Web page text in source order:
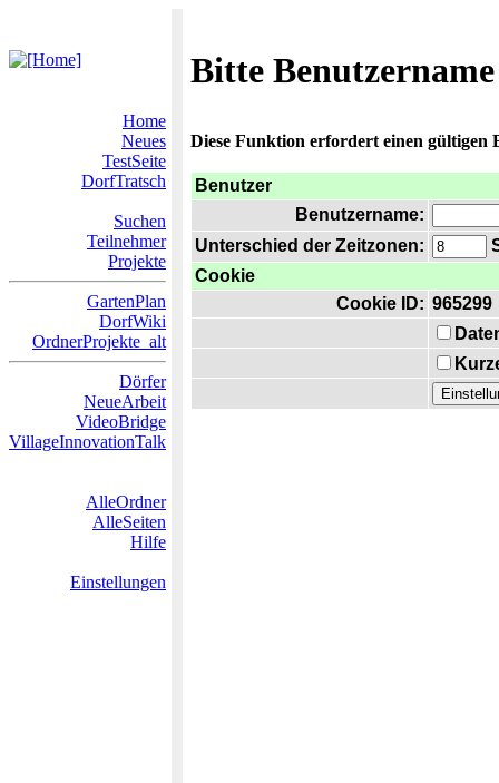
Bitte
Home
Neues
TestSeite
DorfTratsch
Suchen
Teilnehmer
Projekte
GartenPlan
DorfWiki
OrdnerProjekte_alt
Dörfer
NeueArbeit
VideoBridge
VillageInnovationTalk
AlleOrdner
AlleSeiten
Hilfe
Einstellungen
Diese Funktion erfordert einen gültigen
Benutzer
Benutzername:
Unterschied der Zeitzonen:
Cookie
Cookie ID: 965299